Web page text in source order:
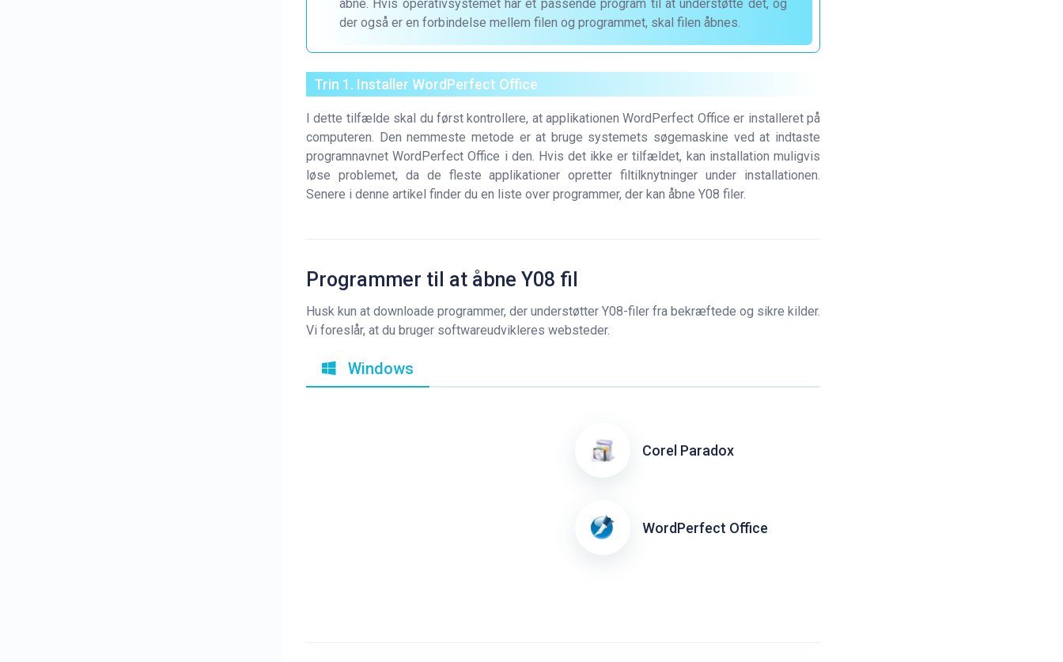
åbne. Hvis operativsystemet har et passende program til at understøtte det, og
der også er en forbindelse mellem filen og programmet, skal filen åbnes.
Trin 1. Installer WordPerfect Office
I dette tilfælde skal du først kontrollere, at applikationen WordPerfect Office er installeret på
computeren. Den nemmeste metode er at bruge systemets søgemaskine ved at indtaste
programnavnet WordPerfect Office i den. Hvis det ikke er tilfældet, kan installation muligvis
løse problemet, da de fleste applikationer opretter filtilknytninger under installationen.
Senere i denne artikel finder du en liste over programmer, der kan åbne Y08 filer.
Programmer til at åbne Y08 fil
Husk kun at downloade programmer, der understøtter Y08-filer fra bekræftede og sikre kilder.
Vi foreslår, at du bruger softwareudvikleres websteder.
Windows
Corel Paradox
WordPerfect Office